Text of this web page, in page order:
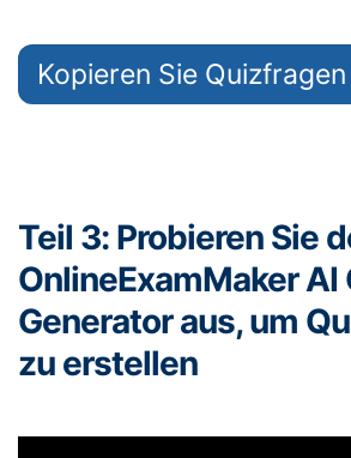
Kopieren Sie Quizfragen
Teil 3: Probieren Sie
OnlineExamMaker AI
Generator aus, um
zu erstellen